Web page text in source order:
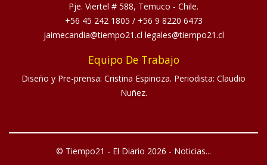
Pje. Viertel # 588, Temuco - Chile.
+56 45 242 1805 / +56 9 8220 6473
jaimecandia@tiempo21.cl legales@tiempo21.cl
Equipo De Trabajo
Diseño y Pre-prensa: Cristina Espinoza. Periodista: Claudio
Nuñez.
© Tiempo21 - El Diario 2026 - Noticias...